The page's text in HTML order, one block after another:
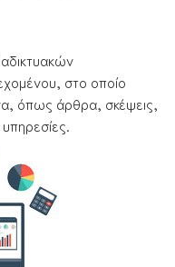
στο οποίο
όπως άρθρα, σκέψεις,